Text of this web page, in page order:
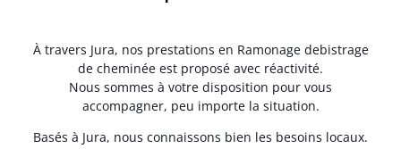
À travers Jura, nos prestations en Ramonage debistrage
de cheminée est proposé avec réactivité.
Nous sommes à votre disposition pour vous
accompagner, peu importe la situation.
Basés à Jura, nous connaissons bien les besoins locaux.